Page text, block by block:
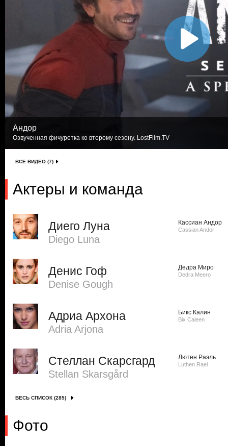
Андор
Озвученная фичуретка ко второму сезону. LostFilm.TV
ВСЕ ВИДЕО (7)
Актеры и команда
Диего Луна
Diego Luna
Кассиан Андор
Cassian Andor
Денис Гоф
Denise Gough
Дедра Миро
Dedra Meero
Адриа Архона
Adria Arjona
Бикс Калин
Bix Caleen
Стеллан Скарсгард
Stellan Skarsgård
Лютен Раэль
Luthen Rael
ВЕСЬ СПИСОК (285)
Фото